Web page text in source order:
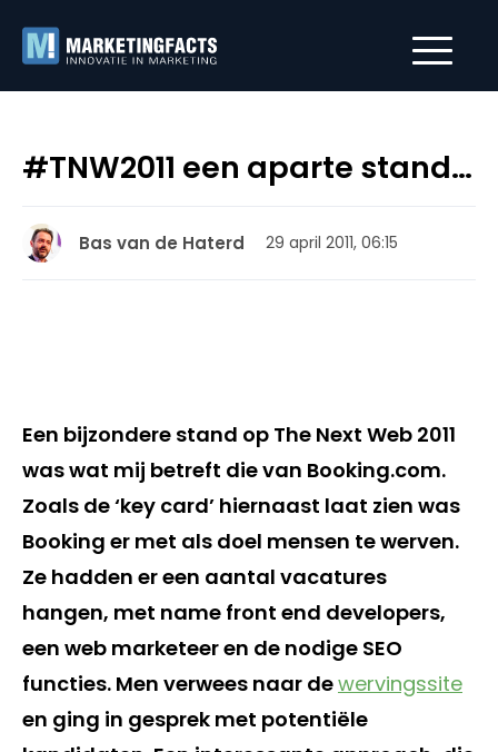
#TNW2011 een aparte stand…
Bas van de Haterd 29 april 2011, 06:15
Een bijzondere stand op The Next Web 2011
was wat mij betreft die van Booking.com.
Zoals de ‘key card’ hiernaast laat zien was
Booking er met als doel mensen te werven.
Ze hadden er een aantal vacatures
hangen, met name front end developers,
een web marketeer en de nodige SEO
functies. Men verwees naar dewervingssite
en ging in gesprek met potentiële